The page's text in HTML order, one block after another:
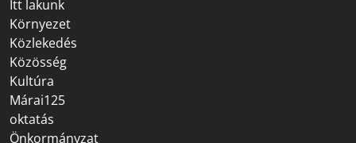
Itt lakunk
Környezet
Közlekedés
Közösség
Kultúra
Márai125
oktatás
Önkormányzat